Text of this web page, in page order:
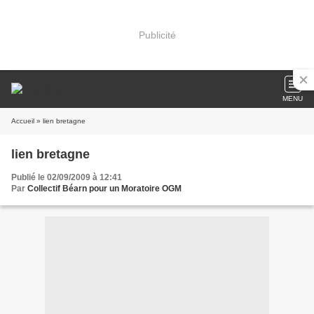
Publicité
MENU
Accueil » lien bretagne
lien bretagne
Publié le 02/09/2009 à 12:41
Par Collectif Béarn pour un Moratoire OGM